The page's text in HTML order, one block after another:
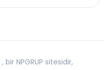
, bir NPGRUP sitesidir,